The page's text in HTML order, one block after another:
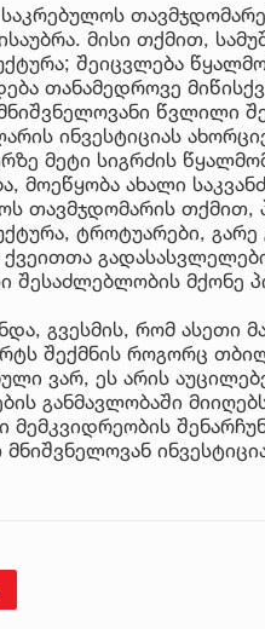
მისი თქმით,
შეიცვლება
თანამედროვე
წვლილი
ინვესტიციას
მეტი სიგრძის
მოეწყობა ახალი
თავმჯდომარის თქმით,
ტროტუარები, გარე
ქვეითთა
შესაძლებლობის მქონე
გვესმის, რომ ასეთი
შექმნის როგორც
ვარ, ეს არის
განმავლობაში
მემკვიდრეობის